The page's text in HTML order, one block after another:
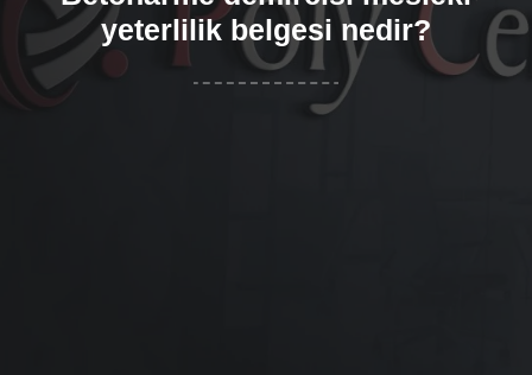
yeterlilik belgesi nedir?